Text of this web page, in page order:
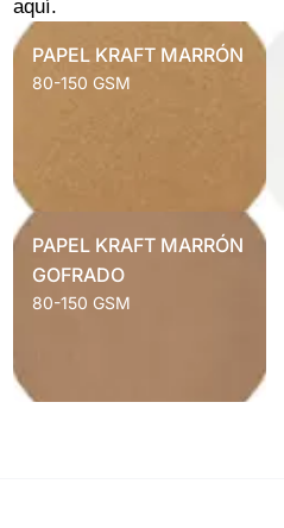
aquí.
PAPEL KRAFT MARRÓN
80-150 GSM
PAPEL KRAFT MARRÓN
GOFRADO
80-150 GSM